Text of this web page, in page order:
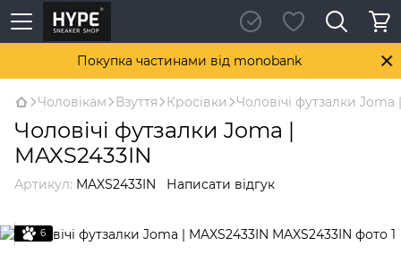
Покупка частинами від monobank
Чоловікам Взуття Кросівки Чоловічі футзалки Joma
Чоловічі футзалки Joma |
MAXS2433IN
Артикул: MAXS2433IN Написати відгук
6